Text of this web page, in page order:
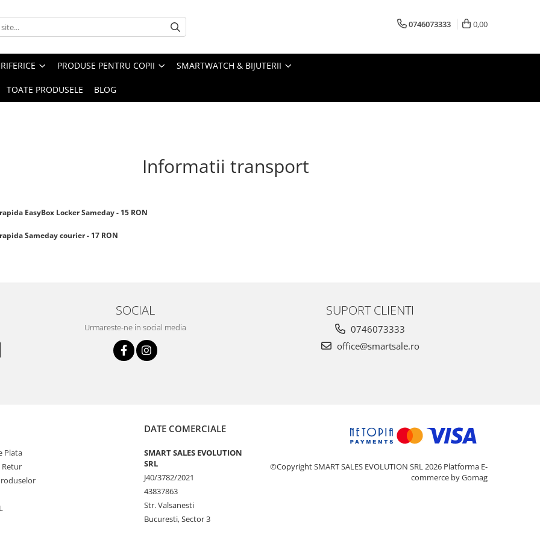
0746073333 0,00
PRODUSE PENTRU COPII SMARTWATCH & BIJUTERII
TOATE PRODUSELE BLOG
Informatii transport
EasyBox Locker Sameday - 15 RON
Sameday courier - 17 RON
SOCIAL
Urmareste-ne in social media
SUPORT CLIENTI
0746073333
office@smartsale.ro
Plata
Retur
DATE COMERCIALE
SMART SALES EVOLUTION
SRL
J40/3782/2021
43837863
Str. Valsanesti
Bucuresti, Sector 3
©Copyright SMART SALES EVOLUTION SRL 2026 Platforma E-
commerce by Gomag